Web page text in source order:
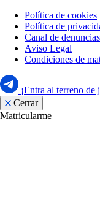
Política de cookies
Política de
Canal de denuncias
Aviso Legal
Condiciones de
¡Entra al terreno de
Cerrar
Matricularme